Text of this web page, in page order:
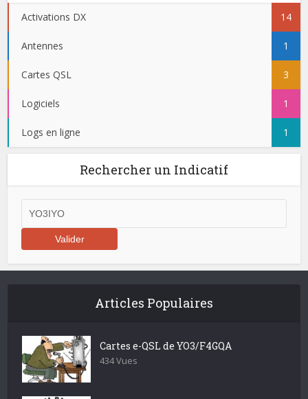
Activations DX 14
Antennes 1
Cartes QSL 3
Logiciels 1
Logs en ligne 1
Rechercher un Indicatif
Articles Populaires
Cartes e-QSL de YO3/F4GQA
434 Vues